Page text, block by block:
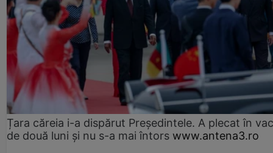
Țara căreia i-a dispărut Președintele. A plecat în
de două luni și nu s-a mai întors www.antena3.ro